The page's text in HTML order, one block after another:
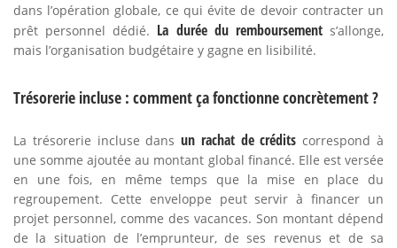
dans l’opération globale, ce qui évite de devoir contracter un
prêt personnel dédié. La durée du remboursements’allonge,
mais l’organisation budgétaire y gagne en lisibilité.
Trésorerie incluse : comment ça fonctionne concrètement ?
La trésorerie incluse dansun rachat de crédits correspond à
une somme ajoutée au montant global financé. Elle est versée
en une fois, en même temps que la mise en place du
regroupement. Cette enveloppe peut servir à financer un
projet personnel, comme des vacances. Son montant dépend
de la situation de l’emprunteur, de ses revenus et de sa